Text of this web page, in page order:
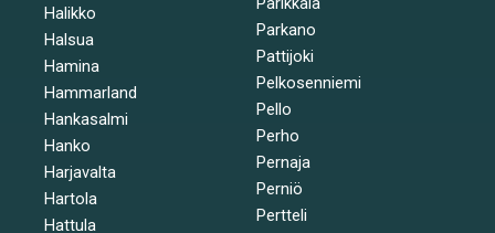
Halikko
Halsua
Hamina
Hammarland
Hankasalmi
Hanko
Harjavalta
Hartola
Hattula
Parkano
Pattijoki
Pelkosenniemi
Pello
Perho
Pernaja
Perniö
Pertteli